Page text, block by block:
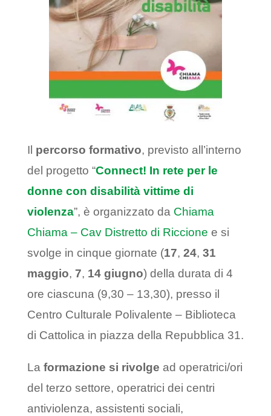
Il percorso formativo, previsto all’interno
del progetto “Connect! In rete per le
donne con disabilità vittime di
violenza”, è organizzato da Chiama
Chiama – Cav Distretto di Riccione e si
svolge in cinque giornate (17, 24, 31
maggio, 7, 14 giugno) della durata di 4
ore ciascuna (9,30 – 13,30), presso il
Centro Culturale Polivalente – Biblioteca
di Cattolica in piazza della Repubblica 31.
Laformazione si rivolge ad operatrici/ori
del terzo settore, operatrici dei centri
antiviolenza, assistenti sociali,